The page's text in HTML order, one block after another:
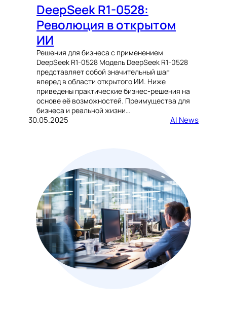
DeepSeek R1-0528:
Революция в открытом
ИИ
Решения для бизнеса с применением
DeepSeek R1-0528 Модель DeepSeek R1-0528
представляет собой значительный шаг
вперед в области открытого ИИ. Ниже
приведены практические бизнес-решения на
основе её возможностей. Преимущества для
бизнеса и реальной жизни…
30.05.2025 AI News